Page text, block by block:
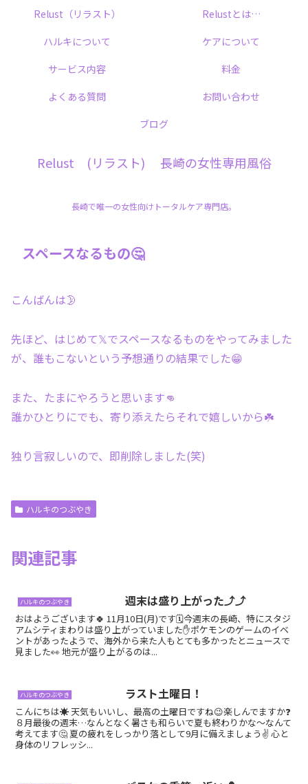
Relust (リラスト) 長崎の女性専用風俗
長崎で唯一の女性向けトータルケア専門店。
Relust（リラスト）
Relustとは…
ハルキについて
ケアについて
サービス内容
料金
よくある質問
お問い合わせ
ブログ
スペースなるもの🤔
こんばんは🌛
先ほど、はじめて𝕏でスペースなるものをやってみました
が、誰もこないという予想通りの結果でした😁
また、たまにやろうと思います👊
誰かひとりにでも、寄り添えたらそれで嬉しいから☘️
独り言寂しいので、即削除しました(笑)
ハルキのつぶやき
関連記事
ハルキのつぶやき 週末は盛り上がった⤴︎⤴︎
おはようございます🍀 11月10日(月)です🗓今週末の長崎、特にスタジ
アムシティまわりは盛り上がっていました✋ポケモンのゲームのイベ
ントがあったようで、海外から来た人もとても多かったとニュースで
見ました👀 地元が盛り上がるのは...
ハルキのつぶやき ラスト土曜日！
こんにちは☀️ 天気もいいし、最高の土曜日ですね😉楽しんでますか❓
８月最後の週末…なんとなく暑さも和らいで夏も終わりかな〜なんて
考えてます🤔 夏の疲れをしっかり落として9月に備えましょう✌️ 心と
身体のリフレッシ...